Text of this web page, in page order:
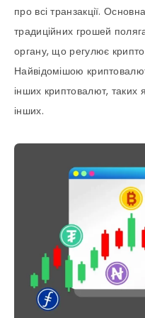
про всі транзакції.
традиційних грошей
органу, що регулює
Найвідомішою
інших криптовалют, таких
інших.